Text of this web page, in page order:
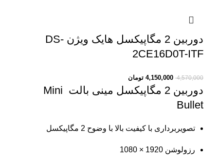
دوربین 2 مگاپیکسل هایک ویژن DS-
2CE16D0T-ITF
4,570,000
4,150,000 تومان
دوربین 2 مگاپیکسل مینی بالت
Mini
Bullet
تصویربرداری با کیفیت بالا با وضوح 2 مگاپیکسل
رزولوشن 1920 × 1080